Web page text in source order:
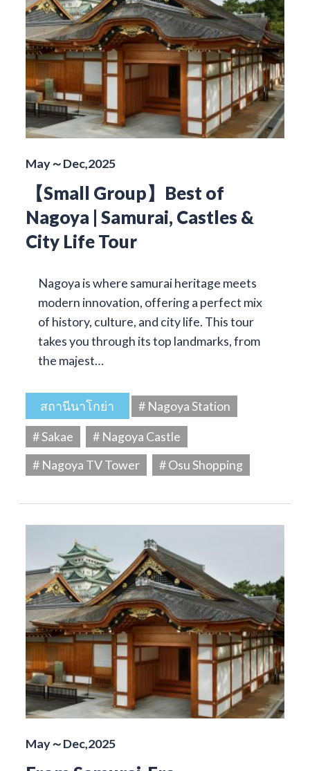
May～Dec,2025
【Small Group】Best of
Nagoya | Samurai, Castles &
City Life Tour
Nagoya is where samurai heritage meets
modern innovation, offering a perfect mix
of history, culture, and city life. This tour
takes you through its top landmarks, from
the majest…
สถานีนาโกย่า
# Nagoya Station
# Sakae
# Nagoya Castle
# Nagoya TV Tower
# Osu Shopping
May～Dec,2025